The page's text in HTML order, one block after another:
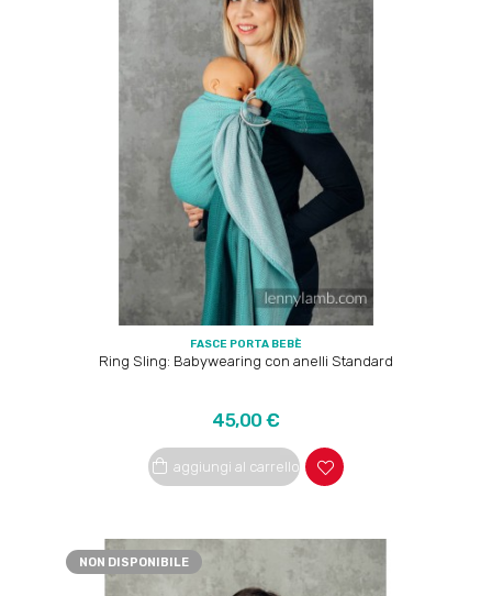
FASCE PORTA BEBÈ
Ring Sling: Babywearing con anelli Standard
Prezzo
45,00 €
aggiungi al carrello
NON DISPONIBILE